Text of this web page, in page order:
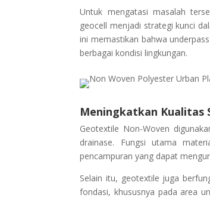
Untuk mengatasi masalah
geocell menjadi strategi kunci
ini memastikan bahwa
berbagai kondisi lingkungan.
Meningkatkan Kualitas
Geotextile Non-Woven
drainase. Fungsi utama
pencampuran yang dapat
Selain itu, geotextile juga
fondasi, khususnya pada area